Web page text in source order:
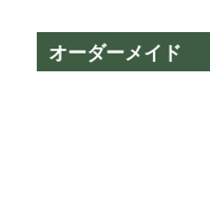
オーダーメイド